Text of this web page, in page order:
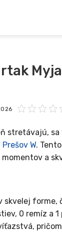
stretávajú,
W.
a
skvelej
0 remíz a